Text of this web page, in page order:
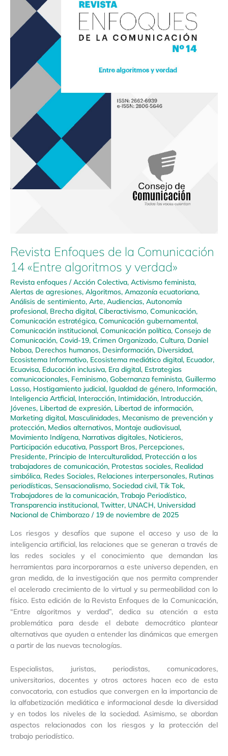
Revista Enfoques de la Comunicación
14 «Entre algoritmos y verdad»
Revista enfoques /Acción Colectiva, Activismo feminista,
Alertas de agresiones, Algoritmos, Amazonía ecuatoriana,
Análisis de sentimiento, Arte, Audiencias, Autonomía
profesional, Brecha digital, Ciberactivismo, Comunicación,
Comunicación estratégica, Comunicación gubernamental,
Comunicación institucional, Comunicación política, Consejo de
Comunicación, Covid-19, Crimen Organizado, Cultura, Daniel
Noboa, Derechos humanos, Desinformación, Diversidad,
Ecosistema Informativo, Ecosistema mediático digital, Ecuador,
Ecuavisa, Educación inclusiva, Era digital, Estrategias
comunicacionales, Feminismo, Gobernanza feminista, Guillermo
Lasso, Hostigamiento judicial, Igualdad de género, Información,
Inteligencia Artficial, Interacción, Intimidación, Introducción,
Jóvenes, Libertad de expresión, Libertad de información,
Marketing digital, Masculinidades, Mecanismo de prevención y
protección, Medios alternativos, Montaje audiovisual,
Movimiento Indígena, Narrativas digitales, Noticieros,
Participación educativa, Passport Bros, Percepciones,
Presidente, Principio de Interculturalidad, Protección a los
trabajadores de comunicación, Protestas sociales, Realidad
simbólica, Redes Sociales, Relaciones interpersonales, Rutinas
periodísticas, Sensacionalismo, Sociedad civil, Tik Tok,
Trabajadores de la comunicación, Trabajo Periodístico,
Transparencia institucional, Twitter, UNACH, Universidad
Nacional de Chimborazo / 19 de noviembre de 2025
Los riesgos y desafíos que supone el acceso y uso de la
inteligencia artificial, las relaciones que se generan a través de
las redes sociales y el conocimiento que demandan las
herramientas para incorporarnos a este universo dependen, en
gran medida, de la investigación que nos permita comprender
el acelerado crecimiento de lo virtual y su permeabilidad con lo
físico. Esta edición de la Revista Enfoques de la Comunicación,
“Entre algoritmos y verdad”, dedica su atención a esta
problemática para desde el debate democrático plantear
alternativas que ayuden a entender las dinámicas que emergen
a partir de las nuevas tecnologías.
Especialistas, juristas, periodistas, comunicadores,
universitarios, docentes y otros actores hacen eco de esta
convocatoria, con estudios que convergen en la importancia de
la alfabetización mediática e informacional desde la diversidad
y en todos los niveles de la sociedad. Asimismo, se abordan
aspectos relacionados con los riesgos y la protección del
trabajo periodístico.
«Entre
algoritmos
y